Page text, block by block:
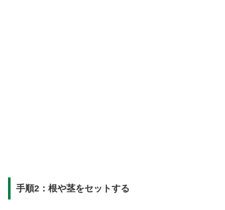
手順2：根や茎をセットする